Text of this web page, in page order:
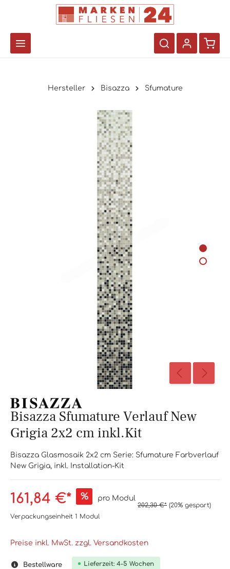
Hersteller Bisazza Sfumature
Bisazza Sfumature Verlauf New
Grigia 2x2 cm inkl.Kit
Bisazza Glasmosaik 2x2 cm Serie: Sfumature Farbverlauf
New Grigia, inkl. Installation-Kit
161,84 €* % pro Modul
202,30 €* (20% gespart)
Verpackungseinheit 1 Modul
Preise inkl. MwSt. zzgl. Versandkosten
Bestellware Lieferzeit: 4-5 Wochen